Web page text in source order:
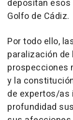
depositan
Golfo de Cádiz.
Por todo ello,
paralización
prospecciones
y la
de expertos/as
profundidad